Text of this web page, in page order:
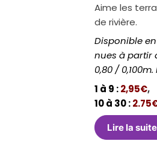
Aime les
de rivière.
Disponible
nues à partir
0,80 /
1 à 9 :2,95€,
10 à 30 :
Lire la suite